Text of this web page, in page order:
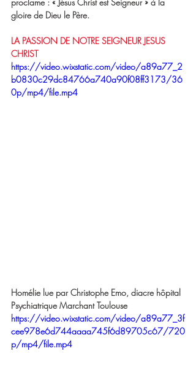
gloire de Dieu le Père.
LA PASSION DE NOTRE SEIGNEUR JESUS
CHRIST
https://video.wixstatic.com/video/a89a77_2
b0830c29dc84766a740a90f08ff3173/36
0p/mp4/file.mp4
Homélie lue par Christophe Emo, diacre hôpital
Psychiatrique Marchant Toulouse
https://video.wixstatic.com/video/a89a77_3f
cee978e6d744aaaa745f6d89705c67/720
p/mp4/file.mp4